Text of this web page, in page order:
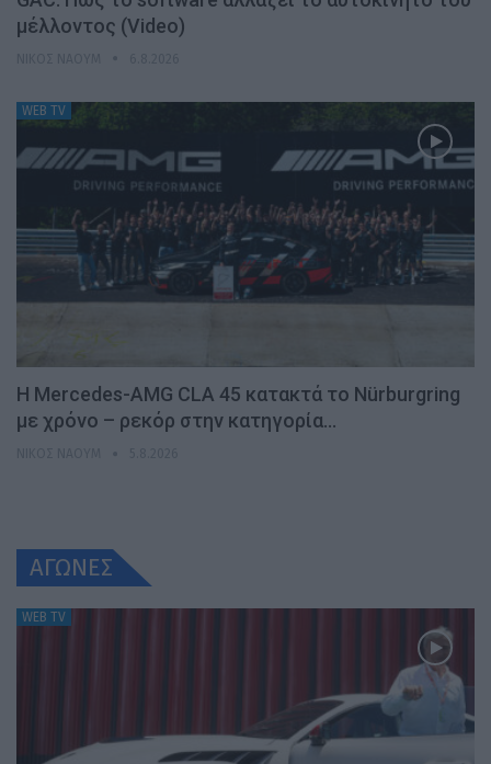
μέλλοντος (Video)
WEB TV
Η Mercedes-AMG CLA 45 κατακτά το Nürburgring
με χρόνο – ρεκόρ στην κατηγορία…
ΑΓΩΝΕΣ
WEB TV